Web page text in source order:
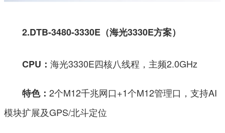
2.DTB-3480-3330E（海光3330E方案）
CPU：海光3330E四核八线程，主频2.0GHz
特色：2个M12千兆网口+1个M12管理口，支持AI
模块扩展及GPS/北斗定位